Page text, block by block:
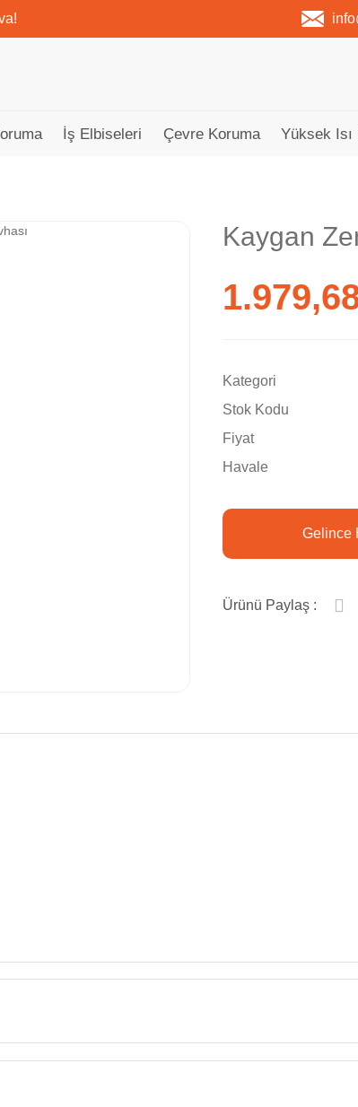
İş Elbiseleri Çevre Koruma Yüksek Isı
Kaygan
Kategori
Stok Kodu
Fiyat
Havale
Gelince
Ürünü Paylaş :